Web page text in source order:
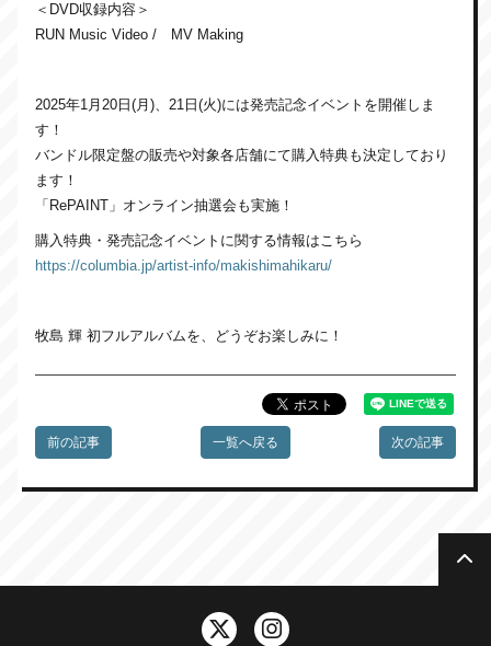
＜DVD収録内容＞
RUN Music Video / MV Making
2025年1月20日(月)、21日(火)には発売記念イベントを開催しま
す！
バンドル限定盤の販売や対象各店舗にて購入特典も決定しており
ます！
「RePAINT」オンライン抽選会も実施！
購入特典・発売記念イベントに関する情報はこちら
https://columbia.jp/artist-info/makishimahikaru/
牧島 輝 初フルアルバムを、どうぞお楽しみに！
前の記事 一覧へ戻る 次の記事